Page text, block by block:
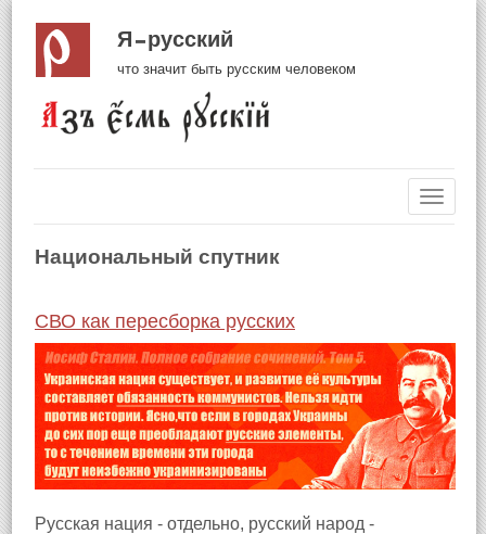
Я русский
что значит быть русским человеком
Национальный спутник
СВО как пересборка русских
Русская нация - отдельно, русский народ -